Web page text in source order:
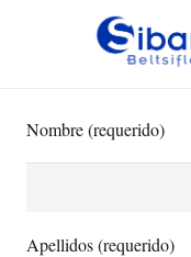
Nombre (requerido)
Apellidos (requerido)